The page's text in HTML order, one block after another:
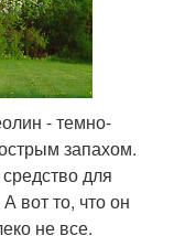
- темно-
запахом.
для
вот то, что он
не все.